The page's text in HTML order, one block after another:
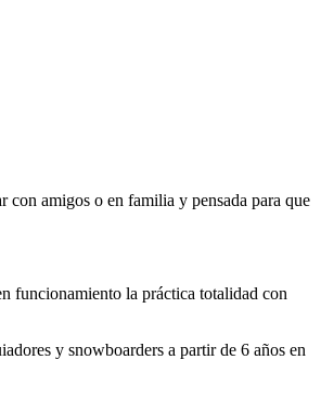
amigos o en familia y pensada para que
funcionamiento la práctica totalidad con
y snowboarders a partir de 6 años en